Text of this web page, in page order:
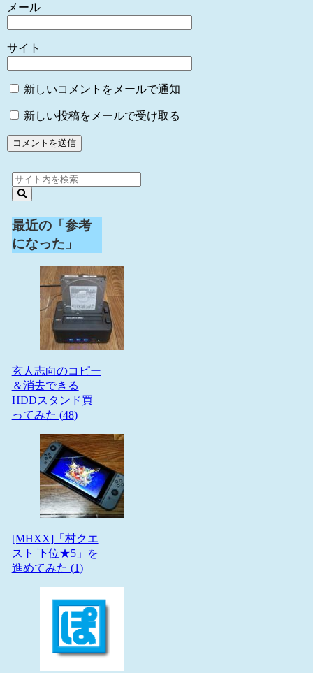
メール
サイト
新しいコメントをメールで通知
新しい投稿をメールで受け取る
最近の「参考
になった」
玄人志向のコピー
＆消去できる
HDDスタンド買
ってみた (48)
[MHXX]「村クエ
スト 下位★5」を
進めてみた (1)